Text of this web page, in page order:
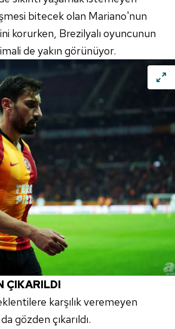
bitecek olan Mariano'nun
korurken, Brezilyalı oyuncunun
de yakın görünüyor.
ÇIKARILDI
karşılık veremeyen
gözden çıkarıldı.